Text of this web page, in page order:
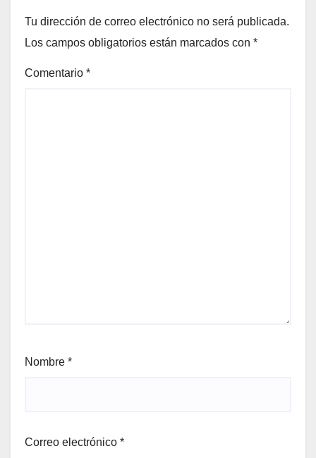
Tu dirección de correo electrónico no será publicada.
Los campos obligatorios están marcados con *
Comentario *
Nombre *
Correo electrónico *